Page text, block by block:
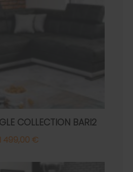
COLLECTION BARI2
1 499,00 €